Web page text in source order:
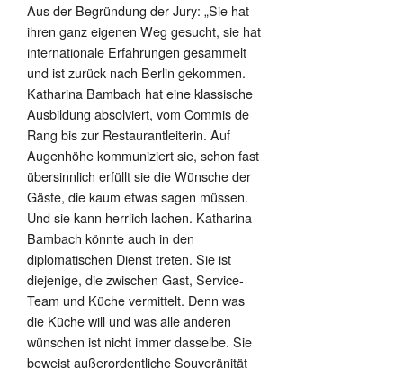
Aus der Begründung der Jury: „Sie hat
ihren ganz eigenen Weg gesucht, sie hat
internationale Erfahrungen gesammelt
und ist zurück nach Berlin gekommen.
Katharina Bambach hat eine klassische
Ausbildung absolviert, vom Commis de
Rang bis zur Restaurantleiterin. Auf
Augenhöhe kommuniziert sie, schon fast
übersinnlich erfüllt sie die Wünsche der
Gäste, die kaum etwas sagen müssen.
Und sie kann herrlich lachen. Katharina
Bambach könnte auch in den
diplomatischen Dienst treten. Sie ist
diejenige, die zwischen Gast, Service-
Team und Küche vermittelt. Denn was
die Küche will und was alle anderen
wünschen ist nicht immer dasselbe. Sie
beweist außerordentliche Souveränität